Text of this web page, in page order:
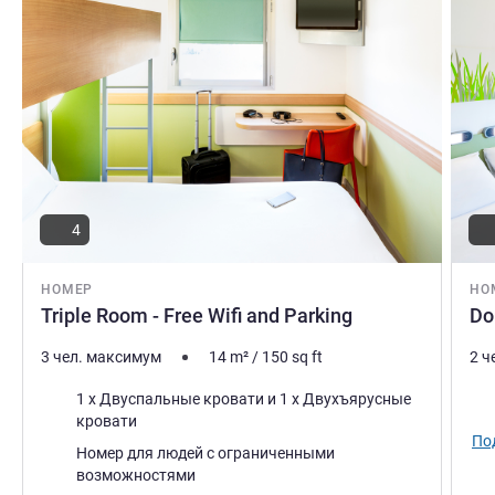
НОМЕР
Triple Room - Free Wifi and Parking
4
3 чел. максимум 14 m²/ 150 sq ft
Постель1 x Двуспальные кровати и 1 x Двухъярусные
кровати
Номер для людей с ограниченными
возможностями
2